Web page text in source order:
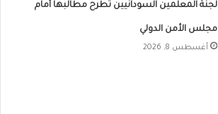
لجنة المعلمين السودانيين تطرح مطالبها أمام
مجلس الأمن الدولي
أغسطس 8, 2026